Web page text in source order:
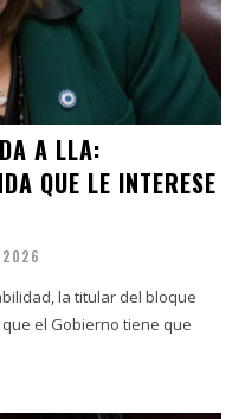
A LLA:
QUE LE INTERESE
2026
la titular del bloque
el Gobierno tiene que